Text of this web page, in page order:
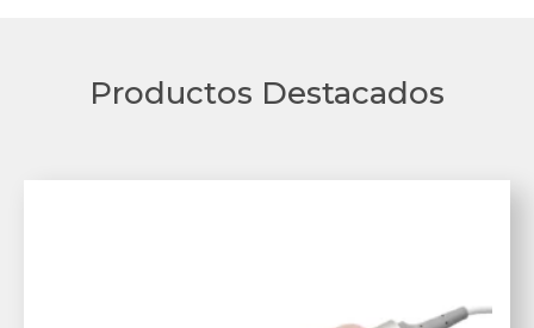
Productos Destacados